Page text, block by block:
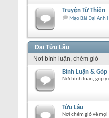
Truyện Từ Thiện
Mạo Bài Đại Anh
Đại Tửu Lâu
Nơi bình luận, chém gió
Bình Luận & Góp
Nơi bình luận, góp ý
Tửu Lâu
Nơi chém gió về